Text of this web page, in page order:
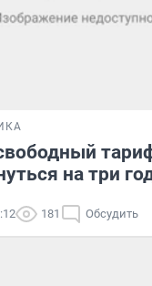
на три
181 Обсудить